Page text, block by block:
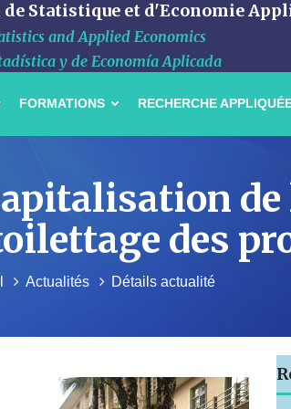
Statistique et d'Economie
and Applied Economics
y de Economía Aplicada
FORMATIONS RECHERCHE
des
Actualités Détails actualité